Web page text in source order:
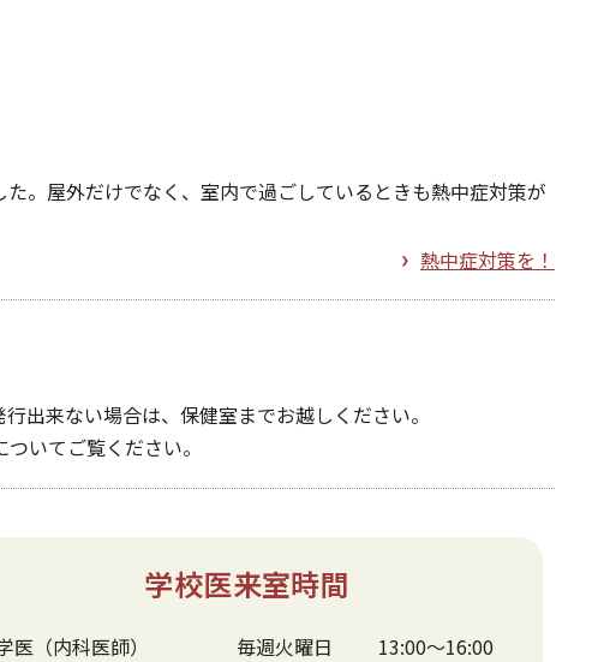
。屋外だけでなく、室内で過ごしているときも熱中症対策が
熱中症対策を！
出来ない場合は、保健室までお越しください。
いてご覧ください。
学校医来室時間
医（内科医師） 毎週火曜日
13:00～16:00